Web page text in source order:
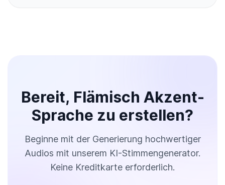
Bereit, Flämisch Akzent-
Sprache zu erstellen?
Beginne mit der Generierung hochwertiger
Audios mit unserem KI-Stimmengenerator.
Keine Kreditkarte erforderlich.